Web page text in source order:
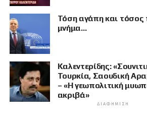
Τόση αγάπη και τόσος
μνήμα…
Καλεντερίδης:
Τουρκία, Σαουδική
– «Η γεωπολιτική
ακριβά»
ΔΙΑΦΉΜΙΣΗ